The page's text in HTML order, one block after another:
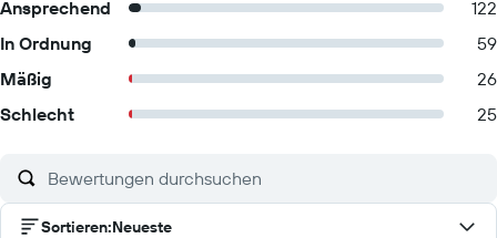
Ansprechend
122
In Ordnung
59
Mäßig
26
Schlecht
25
Sortieren:Neueste